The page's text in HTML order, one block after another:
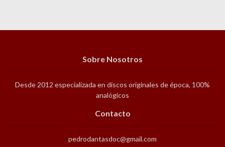
Sobre Nosotros
Desde 2012 especializada en discos originales de época, 100%
analógicos
Contacto
pedrodantasdoc@gmail.com